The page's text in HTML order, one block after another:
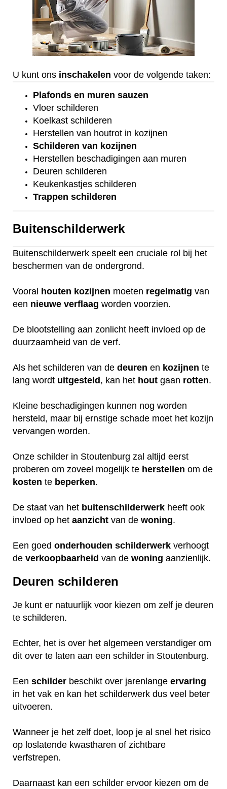
U kunt ons inschakelen voor de volgende taken:
Plafonds en muren sauzen
Vloer schilderen
Koelkast schilderen
Herstellen van houtrot in kozijnen
Schilderen van kozijnen
Herstellen beschadigingen aan muren
Deuren schilderen
Keukenkastjes schilderen
Trappen schilderen
Buitenschilderwerk
Buitenschilderwerk speelt een cruciale rol bij het
beschermen van de ondergrond.
Vooral houten kozijnen moeten regelmatig van
een nieuwe verflaag worden voorzien.
De blootstelling aan zonlicht heeft invloed op de
duurzaamheid van de verf.
Als het schilderen van de deuren en kozijnen te
lang wordt uitgesteld, kan het hout gaan rotten.
Kleine beschadigingen kunnen nog worden
hersteld, maar bij ernstige schade moet het kozijn
vervangen worden.
Onze schilder in Stoutenburg zal altijd eerst
proberen om zoveel mogelijk te herstellen om de
kosten te beperken.
De staat van het buitenschilderwerk heeft ook
invloed op het aanzicht van de woning.
Een goed onderhouden schilderwerk verhoogt
de verkoopbaarheid van de woning aanzienlijk.
Deuren schilderen
Je kunt er natuurlijk voor kiezen om zelf je deuren
te schilderen.
Echter, het is over het algemeen verstandiger om
dit over te laten aan een schilder in Stoutenburg.
Een schilder beschikt over jarenlange ervaring
in het vak en kan het schilderwerk dus veel beter
uitvoeren.
Wanneer je het zelf doet, loop je al snel het risico
op loslatende kwastharen of zichtbare
verfstrepen.
Daarnaast kan een schilder ervoor kiezen om de